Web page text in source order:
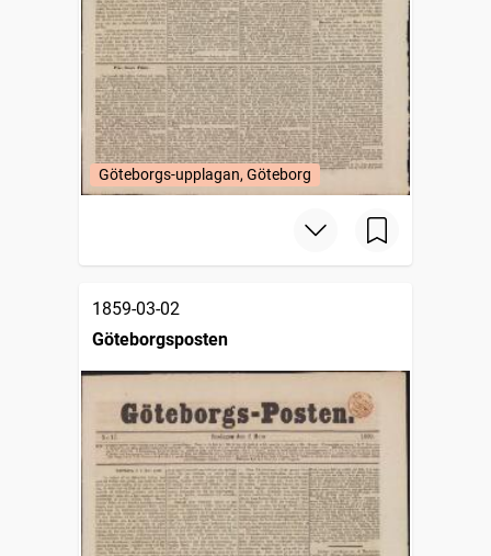
Göteborgs-upplagan, Göteborg
1859-03-02
Göteborgsposten